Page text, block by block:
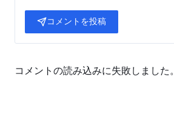
コメントを投稿
コメントの読み込みに失敗しました。